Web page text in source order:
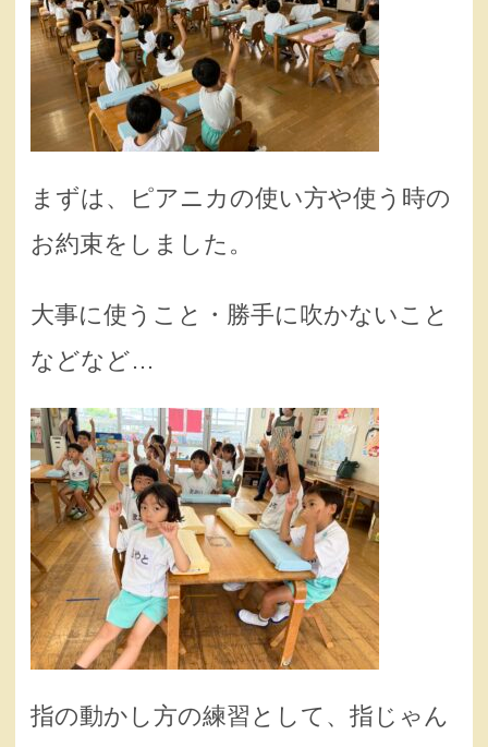
まずは、ピアニカの使い方や使う時の
お約束をしました。
大事に使うこと・勝手に吹かないこと
などなど…
指の動かし方の練習として、指じゃん